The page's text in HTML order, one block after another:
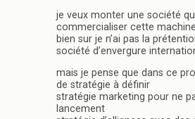
je veux monter une société
commercialiser cette machine
bien sur je n’ai pas la
société d’envergure
mais je pense que dans ce
de stratégie à définir
stratégie marketing pour ne
lancement